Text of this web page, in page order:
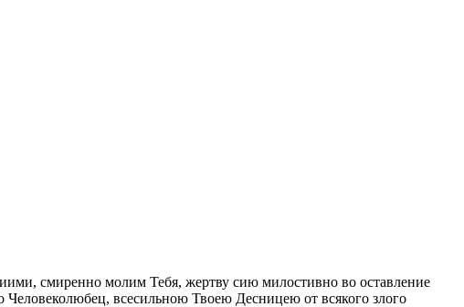
смиренно молим Тебя, жертву сию милостивно во оставление
всесильною Твоею Десницею от всякого злого